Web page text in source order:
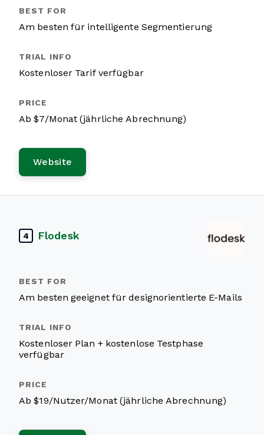
Am besten für intelligente Segmentierung
Kostenloser Tarif verfügbar
Ab $7/Monat (jährliche Abrechnung)
Website
4 Flodesk
Am besten geeignet für designorientierte E-Mails
Kostenloser Plan + kostenlose Testphase
verfügbar
Ab $19/Nutzer/Monat (jährliche Abrechnung)